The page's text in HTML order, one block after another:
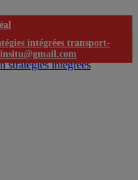
intégrées transport-
stratégies intégrées